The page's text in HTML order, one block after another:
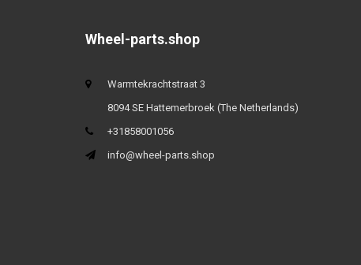
Wheel-parts.shop
Warmtekrachtstraat 3
8094 SE Hattemerbroek (The Netherlands)
+31858001056
info@wheel-parts.shop